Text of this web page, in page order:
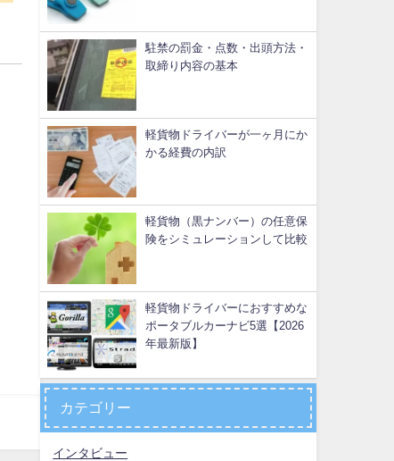
駐禁の罰金・点数・出頭方法・
取締り内容の基本
軽貨物ドライバーが一ヶ月にか
かる経費の内訳
軽貨物（黒ナンバー）の任意保
険をシミュレーションして比較
軽貨物ドライバーにおすすめな
ポータブルカーナビ5選【2026
年最新版】
カテゴリー
インタビュー